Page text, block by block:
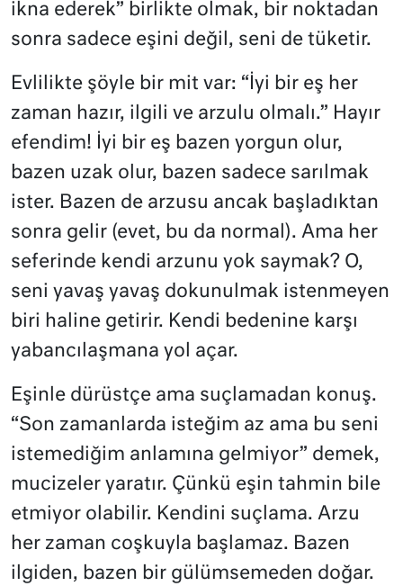
ikna ederek” birlikte olmak, bir noktadan
sonra sadece eşini değil, seni de tüketir.
Evlilikte şöyle bir mit var: “İyi bir eş her
zaman hazır, ilgili ve arzulu olmalı.” Hayır
efendim! İyi bir eş bazen yorgun olur,
bazen uzak olur, bazen sadece sarılmak
ister. Bazen de arzusu ancak başladıktan
sonra gelir (evet, bu da normal). Ama her
seferinde kendi arzunu yok saymak? O,
seni yavaş yavaş dokunulmak istenmeyen
biri haline getirir. Kendi bedenine karşı
yabancılaşmana yol açar.
Eşinle dürüstçe ama suçlamadan konuş.
“Son zamanlarda isteğim az ama bu seni
istemediğim anlamına gelmiyor” demek,
mucizeler yaratır. Çünkü eşin tahmin bile
etmiyor olabilir. Kendini suçlama. Arzu
her zaman coşkuyla başlamaz. Bazen
ilgiden, bazen bir gülümsemeden doğar.